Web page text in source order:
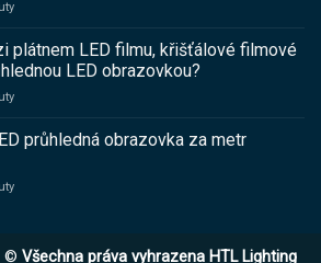
na
vybrat
kvalitního
výrobce
LED
plátnem LED filmu, křišťálové filmové
LED obrazovkou?
na
mezi
plátnem
filmu,
průhledná obrazovka za metr
na
© Všechna práva vyhrazena HTL Lighting